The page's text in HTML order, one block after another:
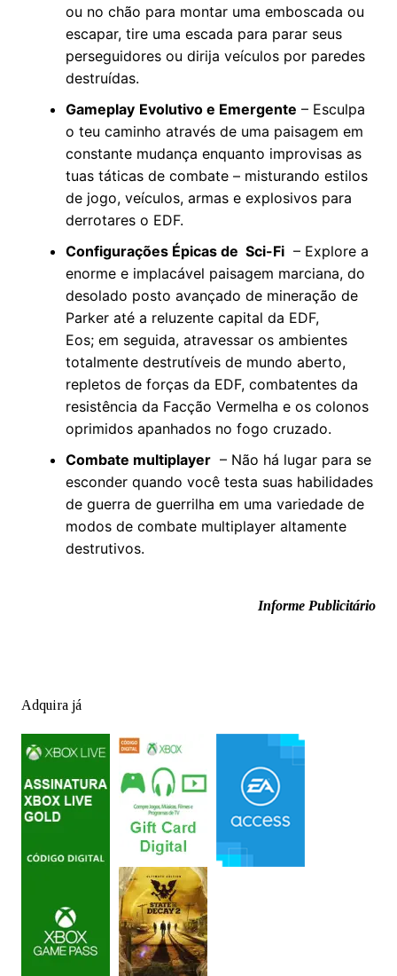
ou no chão para montar uma emboscada ou
escapar, tire uma escada para parar seus
perseguidores ou dirija veículos por paredes
destruídas.
Gameplay Evolutivo e Emergente – Esculpa
o teu caminho através de uma paisagem em
constante mudança enquanto improvisas as
tuas táticas de combate – misturando estilos
de jogo, veículos, armas e explosivos para
derrotares o EDF.
Configurações Épicas de Sci-Fi– Explore a
enorme e implacável paisagem marciana, do
desolado posto avançado de mineração de
Parker até a reluzente capital da EDF,
Eos; em seguida, atravessar os ambientes
totalmente destrutíveis de mundo aberto,
repletos de forças da EDF, combatentes da
resistência da Facção Vermelha e os colonos
oprimidos apanhados no fogo cruzado.
Combate multiplayer– Não há lugar para se
esconder quando você testa suas habilidades
de guerra de guerrilha em uma variedade de
modos de combate multiplayer altamente
destrutivos.
Informe Publicitário
Adquira já